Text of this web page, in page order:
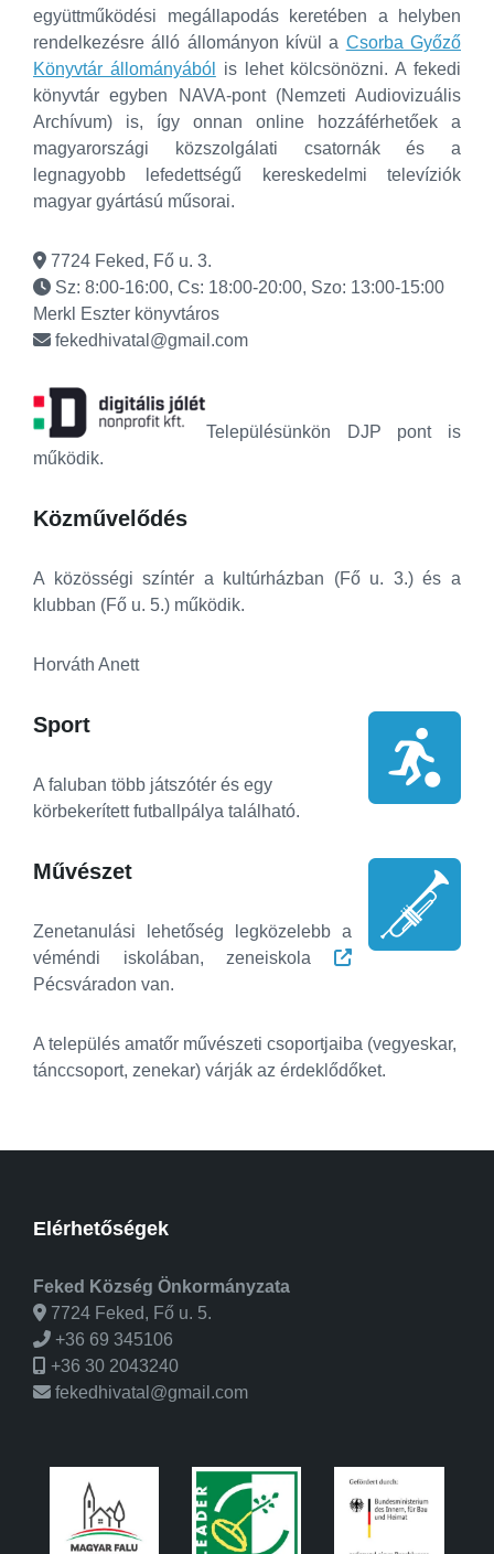
együttműködési megállapodás keretében a helyben
rendelkezésre álló állományon kívül a Csorba Győző
Könyvtár állományából
is lehet kölcsönözni. A fekedi
könyvtár egyben NAVA-pont (Nemzeti Audiovizuális
Archívum) is, így onnan online hozzáférhetőek a
magyarországi közszolgálati csatornák és a
legnagyobb lefedettségű kereskedelmi televíziók
magyar gyártású műsorai.
7724 Feked, Fő u. 3.
Sz: 8:00-16:00, Cs: 18:00-20:00, Szo: 13:00-15:00
Merkl Eszter könyvtáros
fekedhivatal@gmail.com
Településünkön DJP pont is
működik.
Közművelődés
A közösségi színtér a kultúrházban (Fő u. 3.) és a
klubban (Fő u. 5.) működik.
Horváth Anett
Sport
A faluban több játszótér és egy
körbekerített futballpálya található.
Művészet
Zenetanulási lehetőség legközelebb a
véméndi iskolában, zeneiskola
Pécsváradon van.
A település amatőr művészeti csoportjaiba (vegyeskar,
tánccsoport, zenekar) várják az érdeklődőket.
Elérhetőségek
Feked Község Önkormányzata
7724 Feked, Fő u. 5.
+36 69 345106
+36 30 2043240
fekedhivatal@gmail.com